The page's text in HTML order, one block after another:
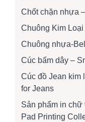
Chốt chặn nhựa
Chuông Kim
Chuông nhựa-
Cúc bấm dây –
Cúc đồ Jean kim
for Jeans
Sản phẩm in chữ
Pad Printing